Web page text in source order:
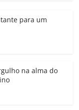
y
k
p
h
para um
na alma do